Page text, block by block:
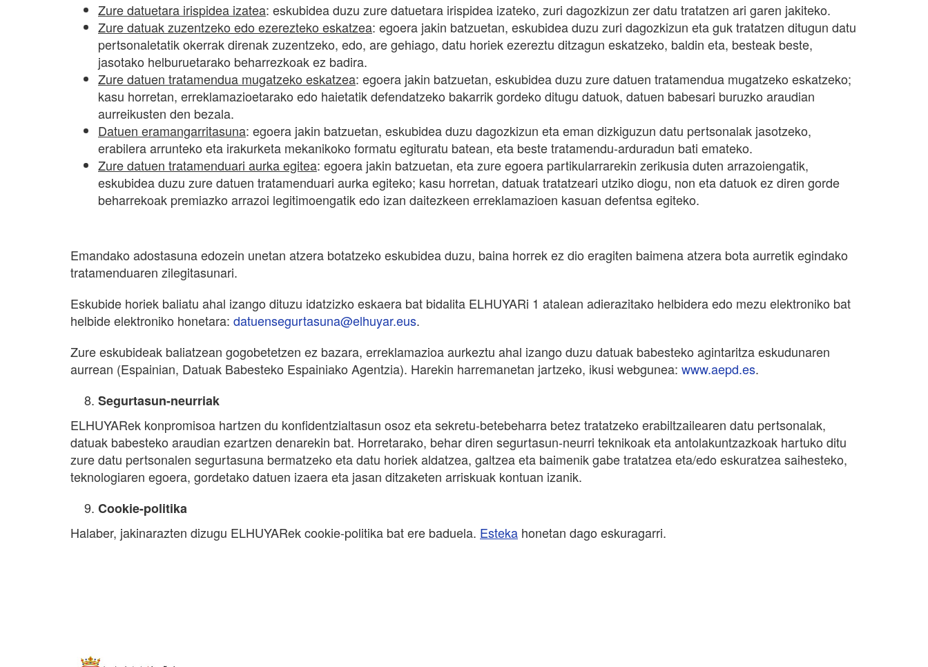
Zure datuetara irispidea izatea: eskubidea duzu zure datuetara irispidea izateko, zuri dagozkizun zer datu tratatzen ari garen jakiteko.
Zure datuak zuzentzeko edo ezerezteko eskatzea: egoera jakin batzuetan, eskubidea duzu zuri dagozkizun eta guk tratatzen ditugun datu
pertsonaletatik okerrak direnak zuzentzeko, edo, are gehiago, datu horiek ezereztu ditzagun eskatzeko, baldin eta, besteak beste,
jasotako helburuetarako beharrezkoak ez badira.
Zure datuen tratamendua mugatzeko eskatzea: egoera jakin batzuetan, eskubidea duzu zure datuen tratamendua mugatzeko eskatzeko;
kasu horretan, erreklamazioetarako edo haietatik defendatzeko bakarrik gordeko ditugu datuok, datuen babesari buruzko araudian
aurreikusten den bezala.
Datuen eramangarritasuna: egoera jakin batzuetan, eskubidea duzu dagozkizun eta eman dizkiguzun datu pertsonalak jasotzeko,
erabilera arrunteko eta irakurketa mekanikoko formatu egituratu batean, eta beste tratamendu-arduradun bati emateko.
Zure datuen tratamenduari aurka egitea: egoera jakin batzuetan, eta zure egoera partikularrarekin zerikusia duten arrazoiengatik,
eskubidea duzu zure datuen tratamenduari aurka egiteko; kasu horretan, datuak tratatzeari utziko diogu, non eta datuok ez diren gorde
beharrekoak premiazko arrazoi legitimoengatik edo izan daitezkeen erreklamazioen kasuan defentsa egiteko.
Emandako adostasuna edozein unetan atzera botatzeko eskubidea duzu, baina horrek ez dio eragiten baimena atzera bota aurretik egindako
tratamenduaren zilegitasunari.
Eskubide horiek baliatu ahal izango dituzu idatzizko eskaera bat bidalita ELHUYARi 1 atalean adierazitako helbidera edo mezu elektroniko bat
helbide elektroniko honetara: datuensegurtasuna@elhuyar.eus.
Zure eskubideak baliatzean gogobetetzen ez bazara, erreklamazioa aurkeztu ahal izango duzu datuak babesteko agintaritza eskudunaren
aurrean (Espainian, Datuak Babesteko Espainiako Agentzia). Harekin harremanetan jartzeko, ikusi webgunea: www.aepd.es.
Segurtasun-neurriak
ELHUYARek konpromisoa hartzen du konfidentzialtasun osoz eta sekretu-betebeharra betez tratatzeko erabiltzailearen datu pertsonalak,
datuak babesteko araudian ezartzen denarekin bat. Horretarako, behar diren segurtasun-neurri teknikoak eta antolakuntzazkoak hartuko ditu
zure datu pertsonalen segurtasuna bermatzeko eta datu horiek aldatzea, galtzea eta baimenik gabe tratatzea eta/edo eskuratzea saihesteko,
teknologiaren egoera, gordetako datuen izaera eta jasan ditzaketen arriskuak kontuan izanik.
Cookie-politika
Halaber, jakinarazten dizugu ELHUYARek cookie-politika bat ere baduela. Esteka honetan dago eskuragarri.